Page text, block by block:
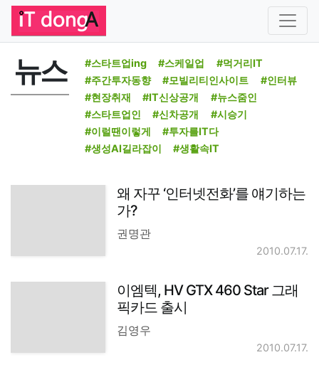
뉴스 #스타트업ing #스케일업
#먹거리IT
#주간투자동향
#모빌리티인사이트
#인터뷰
#현장취재
#IT신상공개
#뉴스줌인
#스타트업인
#신차공개
#시승기
#이럴땐이렇게
#투자를IT다
#생성AI길라잡이
#생활속IT
왜 자꾸 ‘인터넷전화’를 얘기하는
가?
권명관
2010.07.17.
이엠텍, HV GTX 460 Star 그래
픽카드 출시
김영우
2010.07.17.